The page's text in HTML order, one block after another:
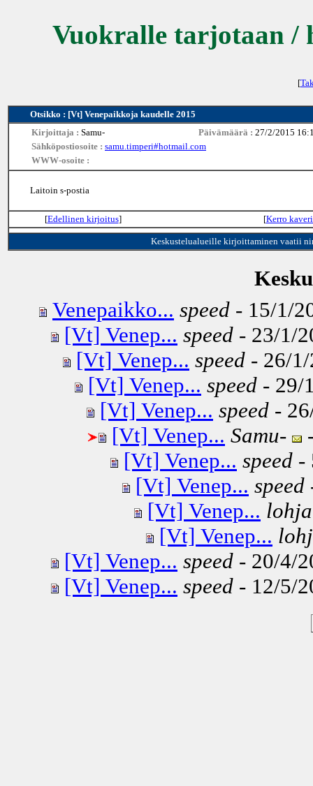
Vuokralle tarjotaan /
[
Otsikko : [Vt] Venepaikkoja kaudelle 2015
Kirjoittaja : Samu- Päivämäärä : 27/2/2015
Sähköpostiosoite : samu.timperi#hotmail.com
WWW-osoite :
Laitoin s-postia
[Edellinen kirjoitus] [Kerro
Keskustelualueille kirjoittaminen vaatii
Venepaikko... speed - 15/1/
[Vt] Venep... speed - 23/1/
[Vt] Venep... speed - 26/
[Vt] Venep... speed - 29/
[Vt] Venep... speed -
[Vt] Venep... Samu-
[Vt] Venep... speed -
[Vt] Venep... speed
[Vt] Venep...
[Vt] Venep...
[Vt] Venep... speed - 20/4/
[Vt] Venep... speed - 12/5/